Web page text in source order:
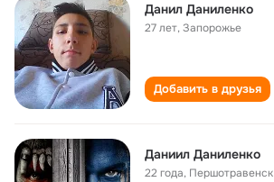
Данил Даниленко
27 лет,Запорожье
Добавить в друзья
Даниил Даниленко
22 года, Першотравенск